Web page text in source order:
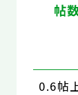
帖
0.6帖